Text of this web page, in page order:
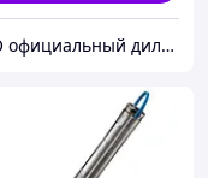
WILO официальный дилер ТОО МАМОНТ